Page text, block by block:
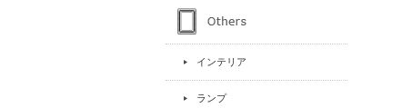
インテリア
ランプ